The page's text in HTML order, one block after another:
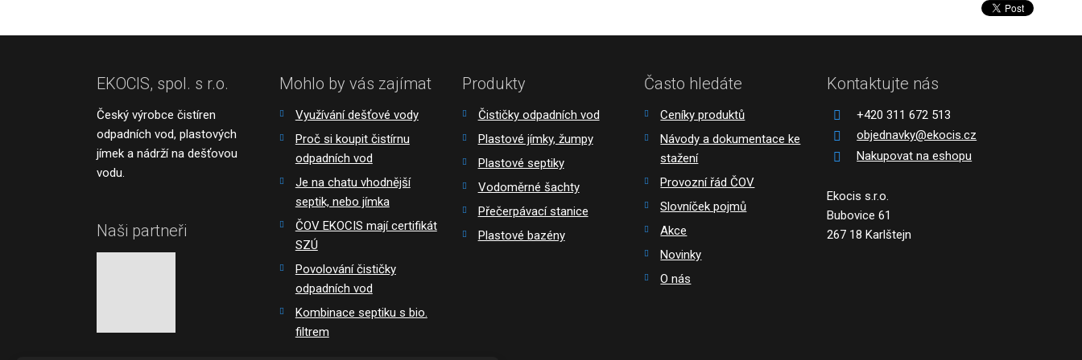
EKOCIS, spol. s r.o.
Český výrobce čistíren
odpadních vod, plastových
jímek a nádrží na dešťovou
vodu.
Naši partneři
Mohlo by vás zajímat
Využívání dešťové vody
Proč si koupit čistírnu
odpadních vod
Je na chatu vhodnější
septik, nebo jímka
ČOV EKOCIS mají certifikát
SZÚ
Povolování čističky
odpadních vod
Kombinace septiku s bio.
filtrem
Produkty
Čističky odpadních vod
Plastové jímky, žumpy
Plastové septiky
Vodoměrné šachty
Přečerpávací stanice
Plastové bazény
Často hledáte
Ceníky produktů
Návody a dokumentace ke
stažení
Provozní řád ČOV
Slovníček pojmů
Akce
Novinky
O nás
Kontaktujte nás
+420 311 672 513
objednavky@ekocis.cz
Nakupovat na eshopu
Ekocis s.r.o.
Bubovice 61
267 18 Karlštejn